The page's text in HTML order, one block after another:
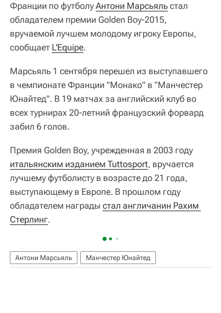
Франции по футболуАнтони Марсьяльстал
обладателем премии Golden Boy-2015,
вручаемой лучшем молодому игроку Европы,
сообщает L'Equipe.
Марсьяль 1 сентября перешел из выступавшего
в чемпионате Франции "Монако" в "Манчестер
Юнайтед". В 19 матчах за английский клуб во
всех турнирах 20-летний французский форвард
забил 6 голов.
Премия Golden Boy, учрежденная в 2003 году
итальянским изданием Tuttosport, вручается
лучшему футболисту в возрасте до 21 года,
выступающему в Европе. В прошлом году
обладателем награды стал англичанин Рахим
Стерлинг.
Антони Марсьяль Манчестер Юнайтед